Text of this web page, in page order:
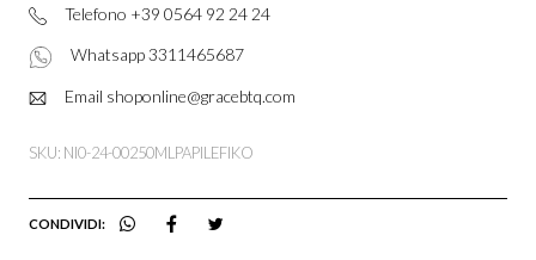
Telefono +39 0564 92 24 24
Whatsapp 3311465687
Email shoponline@gracebtq.com
SKU: NI0-24-00250MLPAPILEFIKO
CONDIVIDI: